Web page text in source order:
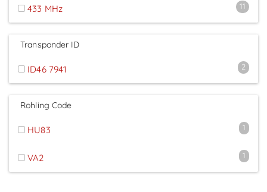
11
433 MHz
Transponder ID
2
ID46 7941
Rohling Code
1
HU83
1
VA2